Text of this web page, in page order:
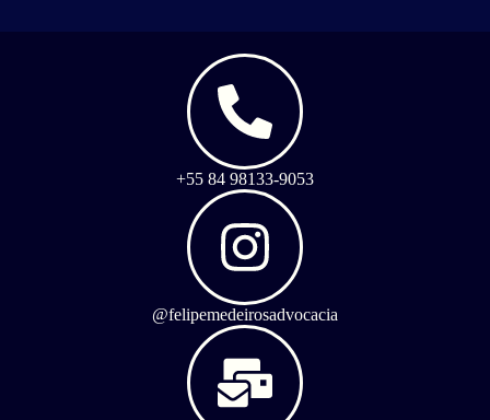
+55 84 98133-9053
@felipemedeirosadvocacia